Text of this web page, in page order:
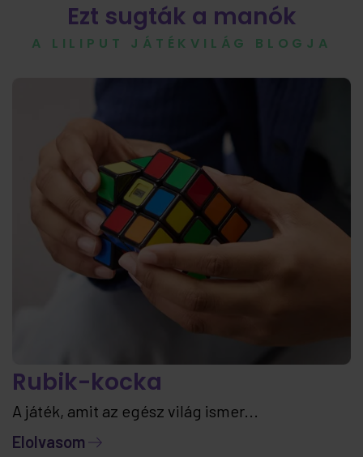
Ezt sugták a manók
A LILIPUT JÁTÉKVILÁG BLOGJA
Rubik-kocka
A játék, amit az egész világ ismer...
Elolvasom